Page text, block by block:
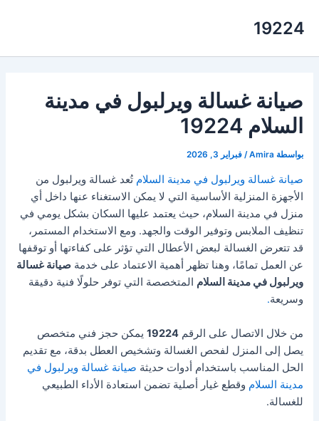
19224
صيانة غسالة ويرلبول في مدينة
السلام 19224
بواسطة Amira
/فبراير 3, 2026
صيانة غسالة ويرلبول في مدينة السلام تُعد غسالة ويرلبول من
الأجهزة المنزلية الأساسية التي لا يمكن الاستغناء عنها داخل أي
منزل في مدينة السلام، حيث يعتمد عليها السكان بشكل يومي في
تنظيف الملابس وتوفير الوقت والجهد. ومع الاستخدام المستمر،
قد تتعرض الغسالة لبعض الأعطال التي تؤثر على كفاءتها أو توقفها
عن العمل تمامًا، وهنا تظهر أهمية الاعتماد على خدمةصيانة غسالة
ويرلبول في مدينة السلام المتخصصة التي توفر حلولًا فنية دقيقة
وسريعة.
من خلال الاتصال على الرقم19224 يمكن حجز فني متخصص
يصل إلى المنزل لفحص الغسالة وتشخيص العطل بدقة، مع تقديم
الحل المناسب باستخدام أدوات حديثة صيانة غسالة ويرلبول في
مدينة السلام وقطع غيار أصلية تضمن استعادة الأداء الطبيعي
للغسالة.